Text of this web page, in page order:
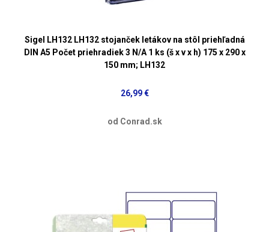
Sigel LH132 LH132 stojanček letákov na stôl priehľadná
DIN A5 Počet priehradiek 3 N/A 1 ks (š x v x h) 175 x 290 x
150 mm; LH132
26,99 €
od Conrad.sk